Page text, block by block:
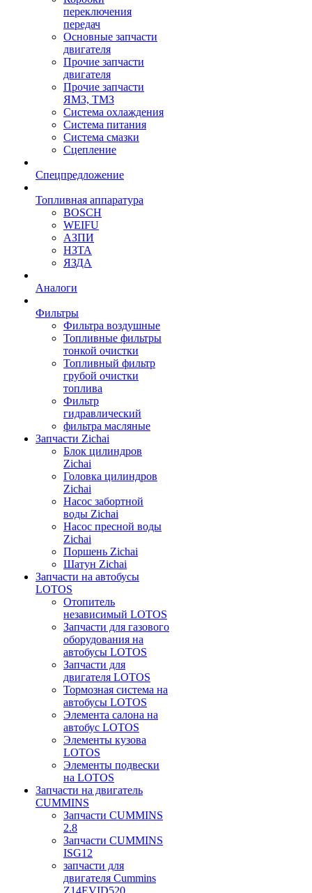
переключения
передач
Основные запчасти
двигателя
Прочие запчасти
двигателя
Прочие запчасти
ЯМЗ, ТМЗ
Система охлаждения
Система питания
Система смазки
Сцепление
Спецпредложение
Топливная аппаратура
BOSCH
WEIFU
АЗПИ
НЗТА
ЯЗДА
Аналоги
Фильтры
Фильтра воздушные
Топливные фильтры
тонкой очистки
Топливный фильтр
грубой очистки
топлива
Фильтр
гидравлический
фильтра масляные
Запчасти Zichai
Блок цилиндров
Zichai
Головка цилиндров
Zichai
Насос забортной
воды Zichai
Насос пресной воды
Zichai
Поршень Zichai
Шатун Zichai
Запчасти на автобусы
LOTOS
Отопитель
независимый LOTOS
Запчасти для газового
оборудования на
автобусы LOTOS
Запчасти для
двигателя LOTOS
Тормозная система на
автобусы LOTOS
Элемента салона на
автобус LOTOS
Элементы кузова
LOTOS
Элементы подвески
на LOTOS
Запчасти на двигатель
CUMMINS
Запчасти CUMMINS
2.8
Запчасти CUMMINS
ISG12
запчасти для
двигателя Cummins
Z14EVID520